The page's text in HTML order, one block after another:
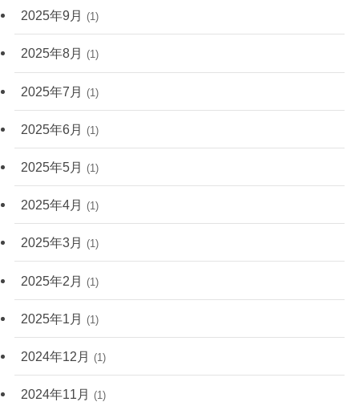
2025年9月 (1)
2025年8月 (1)
2025年7月 (1)
2025年6月 (1)
2025年5月 (1)
2025年4月 (1)
2025年3月 (1)
2025年2月 (1)
2025年1月 (1)
2024年12月 (1)
2024年11月 (1)